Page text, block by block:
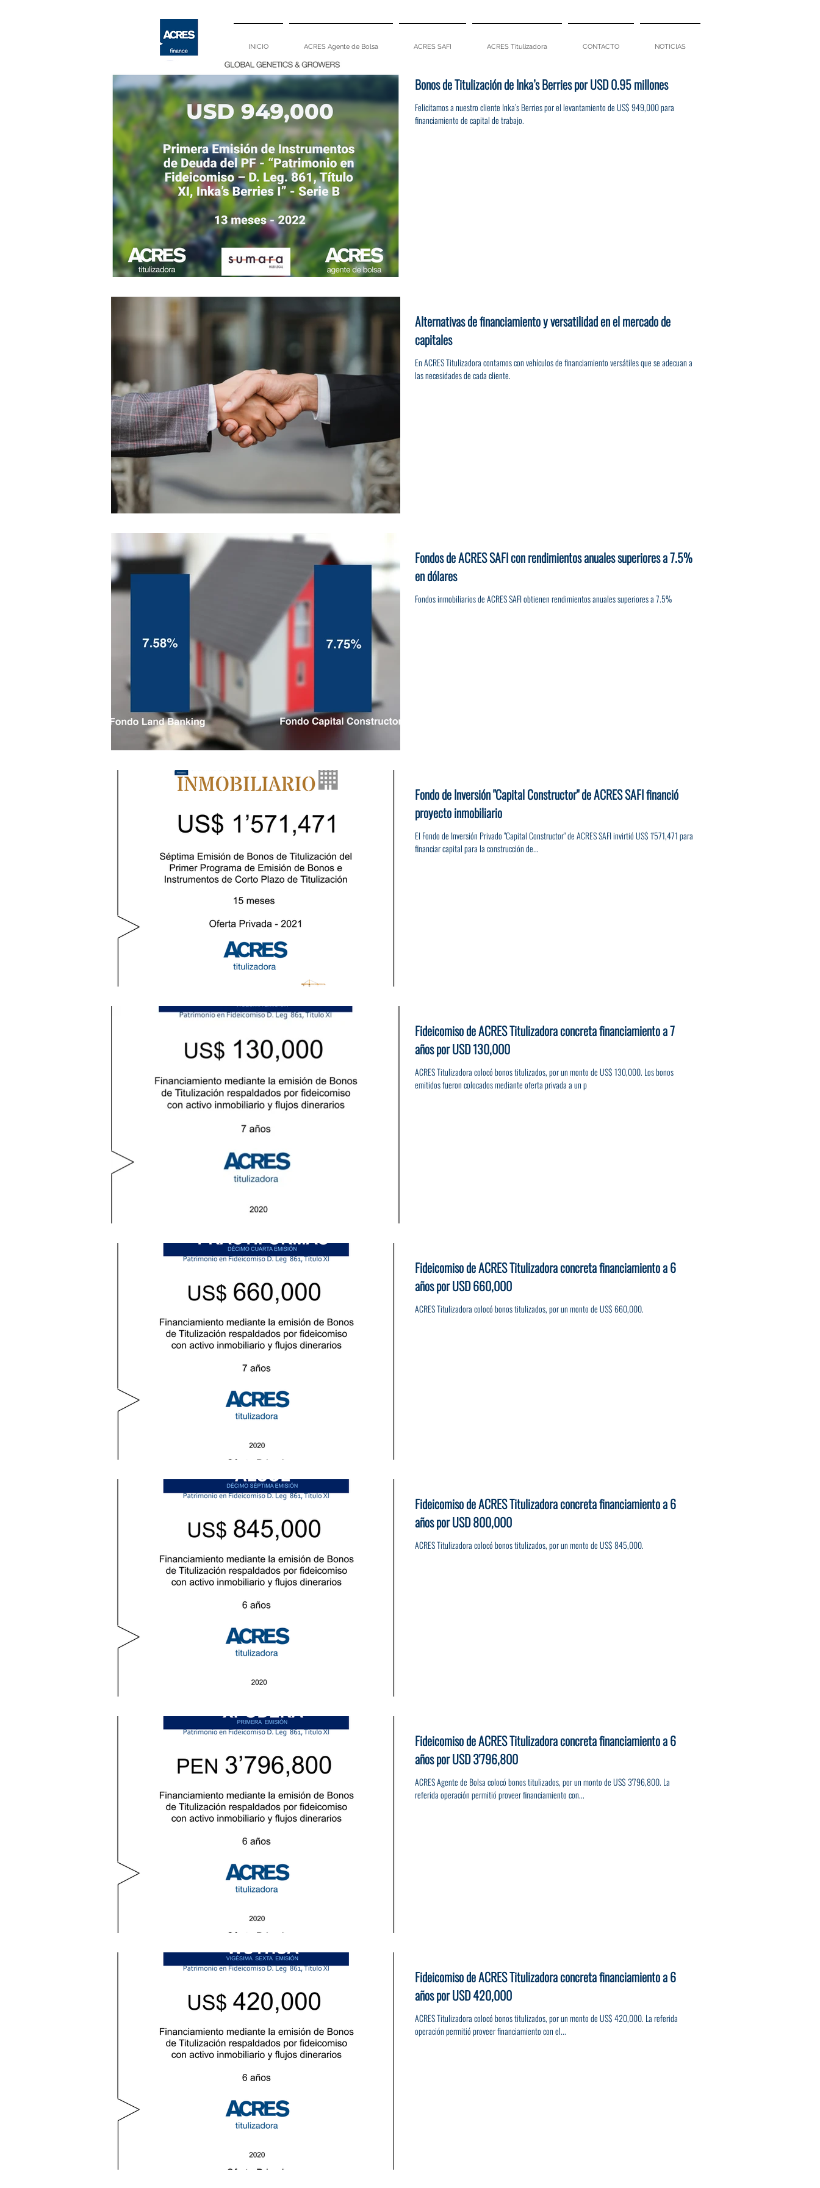
INICIO ACRES Agente de Bolsa ACRES SAFI ACRES Titulizadora CONTACTO NOTICIAS
Bonos de Titulización de Inka’s Berries por USD 0.95 millones
Felicitamos a nuestro cliente Inka’s Berries por el levantamiento de US$ 949,000 para
financiamiento de capital de trabajo.
Alternativas de financiamiento y versatilidad en el mercado de
capitales
En ACRES Titulizadora contamos con vehículos de financiamiento versátiles que se adecuan a
las necesidades de cada cliente.
Fondos de ACRES SAFI con rendimientos anuales superiores a 7.5%
en dólares
Fondos inmobiliarios de ACRES SAFI obtienen rendimientos anuales superiores a 7.5%
Fondo de Inversión "Capital Constructor" de ACRES SAFI financió
proyecto inmobiliario
El Fondo de Inversión Privado "Capital Constructor" de ACRES SAFI invirtió US$ 1'571,471 para
financiar capital para la construcción de...
Fideicomiso de ACRES Titulizadora concreta financiamiento a 7
años por USD 130,000
ACRES Titulizadora colocó bonos titulizados, por un monto de US$ 130,000. Los bonos
emitidos fueron colocados mediante oferta privada a un p
Fideicomiso de ACRES Titulizadora concreta financiamiento a 6
años por USD 660,000
ACRES Titulizadora colocó bonos titulizados, por un monto de US$ 660,000.
Fideicomiso de ACRES Titulizadora concreta financiamiento a 6
años por USD 800,000
ACRES Titulizadora colocó bonos titulizados, por un monto de US$ 845,000.
Fideicomiso de ACRES Titulizadora concreta financiamiento a 6
años por USD 3'796,800
ACRES Agente de Bolsa colocó bonos titulizados, por un monto de US$ 3'796,800. La
referida operación permitió proveer financiamiento con...
Fideicomiso de ACRES Titulizadora concreta financiamiento a 6
años por USD 420,000
ACRES Titulizadora colocó bonos titulizados, por un monto de US$ 420,000. La referida
operación permitió proveer financiamiento con el...